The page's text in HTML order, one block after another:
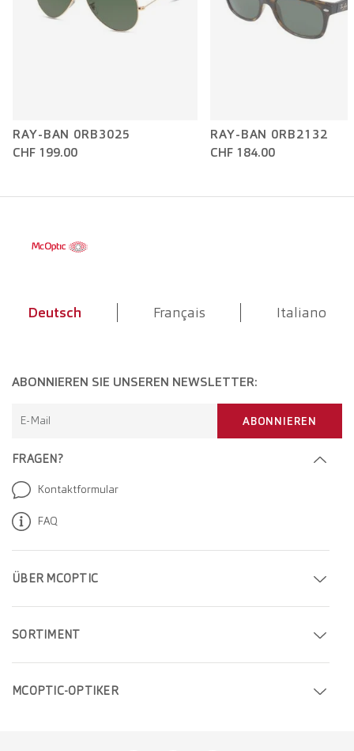
RAY-BAN 0RB3025
CHF 199.00
RAY-BAN 0RB2132
CHF 184.00
Deutsch Français Italiano
ÜBER MCOPTIC
Termin buchen
Filiale finden
Karriere
SORTIMENT
Brillen
Sonnenbrillen
MCOPTIC-OPTIKER
FRAGEN?
Kontaktformular
FAQ
ABONNIEREN SIE UNSEREN NEWSLETTER:
E-Mail ABONNIEREN